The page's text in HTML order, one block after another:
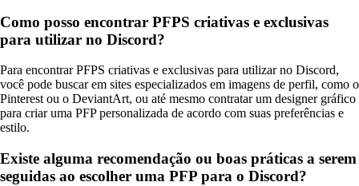
Como posso encontrar PFPS criativas e exclusivas
para utilizar no Discord?
Para encontrar PFPS criativas e exclusivas para utilizar no Discord,
você pode buscar em sites especializados em imagens de perfil, como o
Pinterest ou o DeviantArt, ou até mesmo contratar um designer gráfico
para criar uma PFP personalizada de acordo com suas preferências e
estilo.
Existe alguma recomendação ou boas práticas a serem
seguidas ao escolher uma PFP para o Discord?